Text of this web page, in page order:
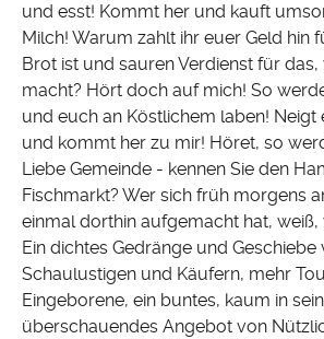
und esst! Kommt her und kauft
Milch! Warum zahlt ihr euer Geld hin
Brot ist und sauren Verdienst für
macht? Hört doch auf mich! So
und euch an Köstlichem laben! Neigt
und kommt her zu mir! Höret, so
Liebe Gemeinde - kennen Sie den
Fischmarkt? Wer sich früh morgens
einmal dorthin aufgemacht hat, weiß,
Ein dichtes Gedränge und Geschiebe
Schaulustigen und Käufern, mehr
Eingeborene, ein buntes, kaum in
überschauendes Angebot von